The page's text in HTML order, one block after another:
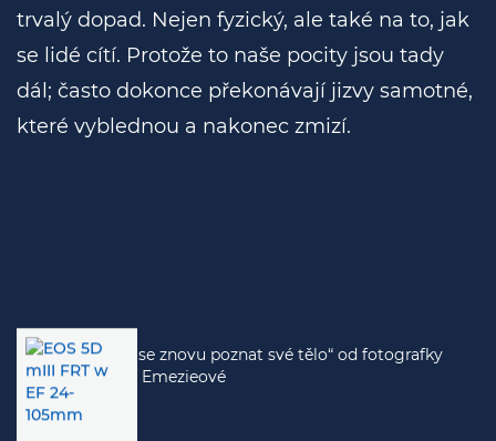
trvalý dopad. Nejen fyzický, ale také na to, jak
se lidé cítí. Protože to naše pocity jsou tady
dál; často dokonce překonávají jizvy samotné,
které vyblednou a nakonec zmizí.